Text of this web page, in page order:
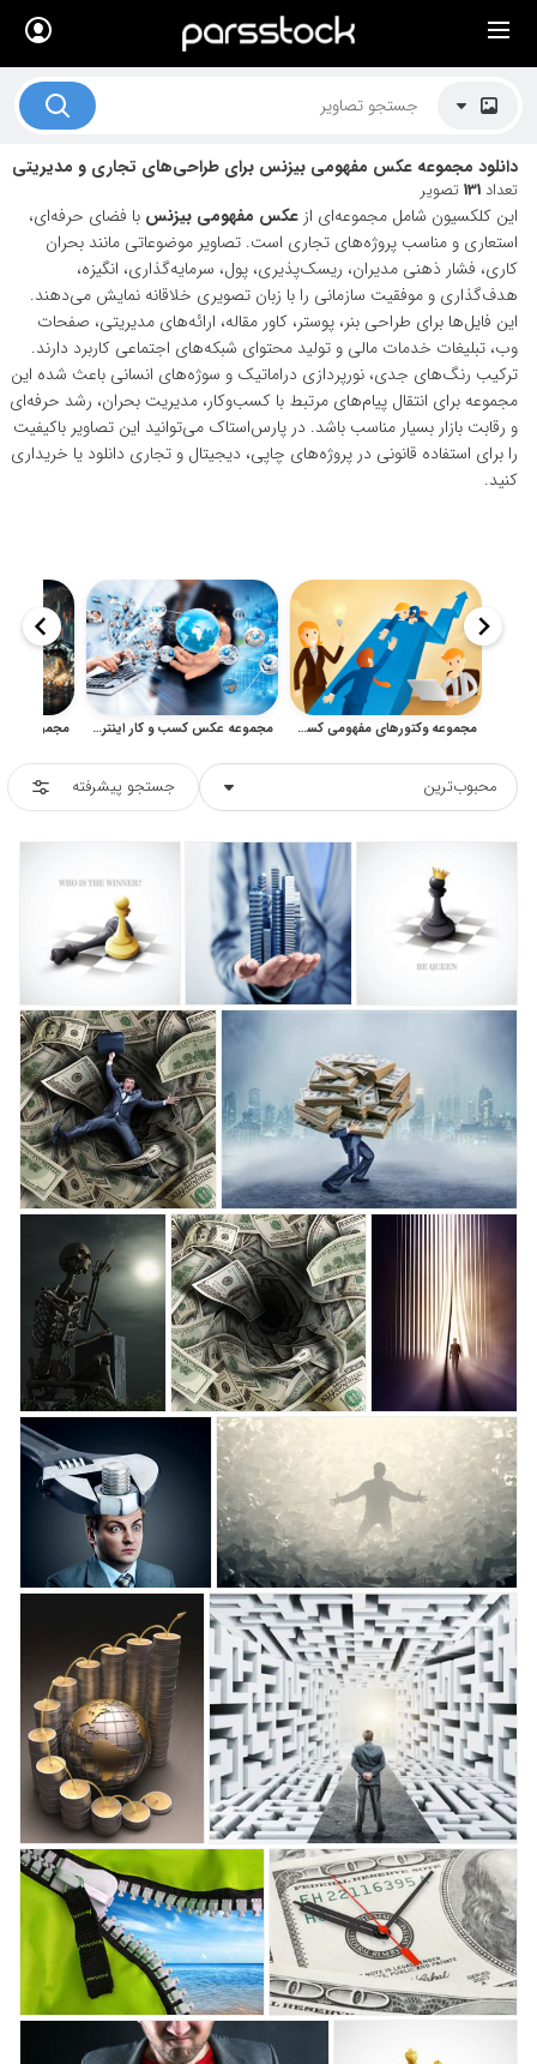
دانلود مجموعه عکس مفهومی بیزنس برای طراحی‌های تجاری و مدیریتی
تعداد 131تصویر
این کلکسیون شامل مجموعه‌ای از عکس مفهومی بیزنس با فضای حرفه‌ای،
استعاری و مناسب پروژه‌های تجاری است. تصاویر موضوعاتی مانند بحران
کاری، فشار ذهنی مدیران، ریسک‌پذیری، پول، سرمایه‌گذاری، انگیزه،
هدف‌گذاری و موفقیت سازمانی را با زبان تصویری خلاقانه نمایش می‌دهند.
این فایل‌ها برای طراحی بنر، پوستر، کاور مقاله، ارائه‌های مدیریتی، صفحات
وب، تبلیغات خدمات مالی و تولید محتوای شبکه‌های اجتماعی کاربرد دارند.
ترکیب رنگ‌های جدی، نورپردازی دراماتیک و سوژه‌های انسانی باعث شده این
مجموعه برای انتقال پیام‌های مرتبط با کسب‌وکار، مدیریت بحران، رشد حرفه‌ای
و رقابت بازار بسیار مناسب باشد. در پارس‌استاک می‌توانید این تصاویر باکیفیت
را برای استفاده قانونی در پروژه‌های چاپی، دیجیتال و تجاری دانلود یا خریداری
کنید.
مجموعه وکتورهای مفهومی کسب‌وکار، تجارت و موفقیت مالی مجموعه عکس کسب و کار اینترنتی و تبلیغات دیجیتال با کیفیت
محبوب‌ترین جستجو پیشرفته
× لیست قیمت ها
موضوعات تصاویر
دکوراسیون و فضاها
هنرمندان ایرانی
کسب درآمد از فروش تصاویر
021 28428845
تماس با ما
بلاگ پارس استاک